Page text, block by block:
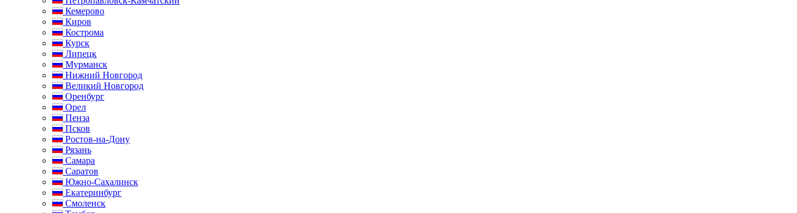
Кемерово
Киров
Кострома
Курск
Липецк
Мурманск
Нижний Новгород
Великий Новгород
Оренбург
Орел
Пенза
Псков
Ростов-на-Дону
Рязань
Самара
Саратов
Южно-Сахалинск
Екатеринбург
Смоленск